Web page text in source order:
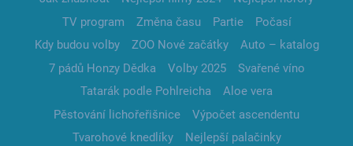
TV program
Změna času Partie
Počasí
Kdy budou volby
ZOO Nové začátky
Auto – katalog
7 pádů Honzy Dědka
Volby 2025
Svařené víno
Tatarák podle Pohlreicha
Aloe vera
Pěstování lichořeřišnice
Výpočet ascendentu
Tvarohové knedlíky
Nejlepší palačinky